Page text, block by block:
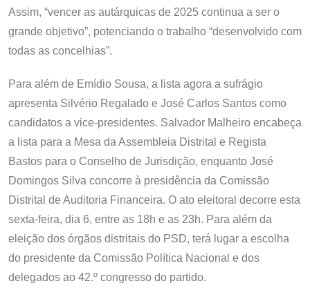
Assim, “vencer as autárquicas de 2025 continua a ser o
grande objetivo”, potenciando o trabalho “desenvolvido com
todas as concelhias”.
Para além de Emídio Sousa, a lista agora a sufrágio
apresenta Silvério Regalado e José Carlos Santos como
candidatos a vice-presidentes. Salvador Malheiro encabeça
a lista para a Mesa da Assembleia Distrital e Regista
Bastos para o Conselho de Jurisdição, enquanto José
Domingos Silva concorre à presidência da Comissão
Distrital de Auditoria Financeira. O ato eleitoral decorre esta
sexta-feira, dia 6, entre as 18h e as 23h. Para além da
eleição dos órgãos distritais do PSD, terá lugar a escolha
do presidente da Comissão Política Nacional e dos
delegados ao 42.º congresso do partido.